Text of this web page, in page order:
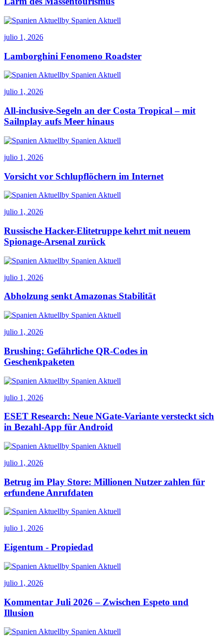
by Spanien Aktuell
julio 1, 2026
Lamborghini Fenomeno Roadster
by Spanien Aktuell
julio 1, 2026
All-inclusive-Segeln an der Costa Tropical – mit
Sailnplay aufs Meer hinaus
by Spanien Aktuell
julio 1, 2026
Vorsicht vor Schlupflöchern im Internet
by Spanien Aktuell
julio 1, 2026
Russische Hacker-Elitetruppe kehrt mit neuem
Spionage-Arsenal zurück
by Spanien Aktuell
julio 1, 2026
Abholzung senkt Amazonas Stabilität
by Spanien Aktuell
julio 1, 2026
Brushing: Gefährliche QR-Codes in
Geschenkpaketen
by Spanien Aktuell
julio 1, 2026
ESET Research: Neue NGate-Variante versteckt sich
in Bezahl-App für Android
by Spanien Aktuell
julio 1, 2026
Betrug im Play Store: Millionen Nutzer zahlen für
erfundene Anrufdaten
by Spanien Aktuell
julio 1, 2026
Eigentum ‑ Propiedad
by Spanien Aktuell
julio 1, 2026
Kommentar Juli 2026 – Zwischen Espeto und
Illusion
by Spanien Aktuell